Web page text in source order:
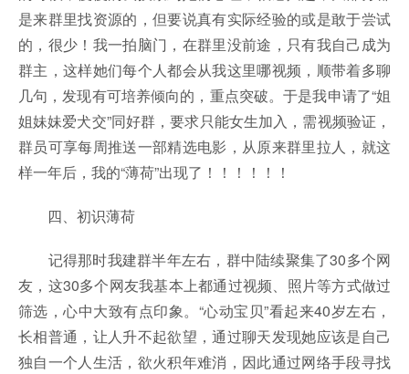
是来群里找资源的，但要说真有实际经验的或是敢于尝试
的，很少！我一拍脑门，在群里没前途，只有我自己成为
群主，这样她们每个人都会从我这里哪视频，顺带着多聊
几句，发现有可培养倾向的，重点突破。于是我申请了“姐
姐妹妹爱犬交”同好群，要求只能女生加入，需视频验证，
群员可享每周推送一部精选电影，从原来群里拉人，就这
样一年后，我的“薄荷”出现了！！！！！！
四、初识薄荷
记得那时我建群半年左右，群中陆续聚集了30多个网
友，这30多个网友我基本上都通过视频、照片等方式做过
筛选，心中大致有点印象。“心动宝贝”看起来40岁左右，
长相普通，让人升不起欲望，通过聊天发现她应该是自己
独自一个人生活，欲火积年难消，因此通过网络手段寻找